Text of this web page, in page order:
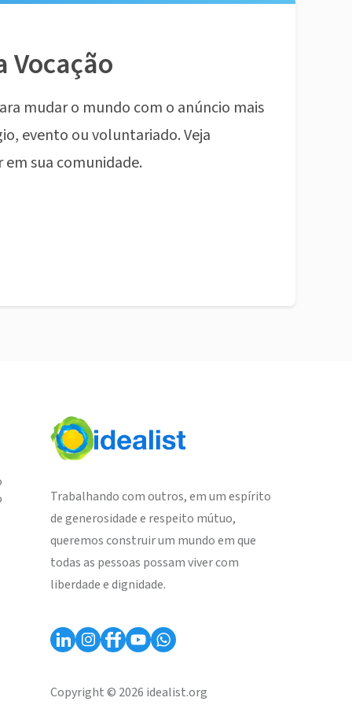
Vocação
mudar o mundo com o anúncio mais
evento ou voluntariado. Veja
sua comunidade.
Trabalhando com outros, em um espírito
de generosidade e respeito mútuo,
queremos construir um mundo em que
todas as pessoas possam viver com
liberdade e dignidade.
Copyright © 2026 idealist.org